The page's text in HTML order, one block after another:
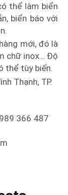
thể làm biển
biển báo với
mới, đó là
chữ inox… Độ
thể tùy biến.
Thạnh, TP.
366 487